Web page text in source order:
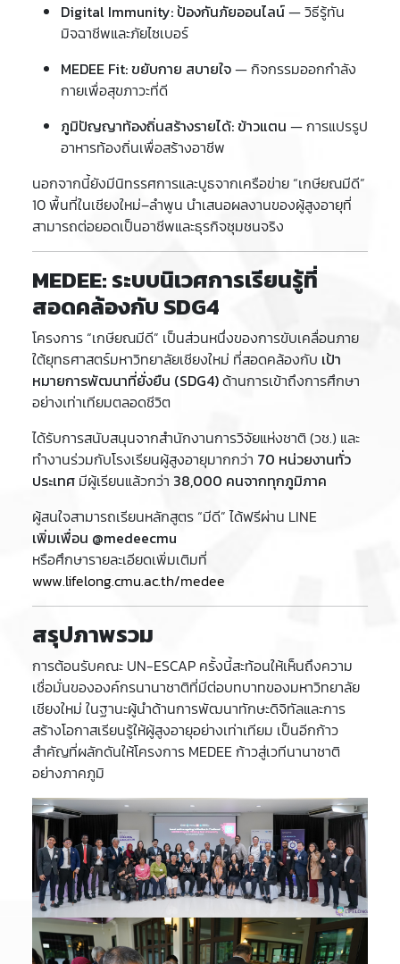
Digital Immunity: ป้องกันภัยออนไลน์— วิธีรู้ทัน
มิจฉาชีพและภัยไซเบอร์
MEDEE Fit: ขยับกาย สบายใจ— กิจกรรมออกกำลัง
กายเพื่อสุขภาวะที่ดี
ภูมิปัญญาท้องถิ่นสร้างรายได้: ข้าวแตน — การแปรรูป
อาหารท้องถิ่นเพื่อสร้างอาชีพ
นอกจากนี้ยังมีนิทรรศการและบูธจากเครือข่าย “เกษียณมีดี”
10 พื้นที่ในเชียงใหม่–ลำพูน นำเสนอผลงานของผู้สูงอายุที่
สามารถต่อยอดเป็นอาชีพและธุรกิจชุมชนจริง
MEDEE: ระบบนิเวศการเรียนรู้ที่
สอดคล้องกับ SDG4
โครงการ “เกษียณมีดี” เป็นส่วนหนึ่งของการขับเคลื่อนภาย
ใต้ยุทธศาสตร์มหาวิทยาลัยเชียงใหม่ ที่สอดคล้องกับ เป้า
หมายการพัฒนาที่ยั่งยืน (SDG4)ด้านการเข้าถึงการศึกษา
อย่างเท่าเทียมตลอดชีวิต
ได้รับการสนับสนุนจากสำนักงานการวิจัยแห่งชาติ (วช.) และ
ทำงานร่วมกับโรงเรียนผู้สูงอายุมากกว่า 70 หน่วยงานทั่ว
ประเทศ มีผู้เรียนแล้วกว่า 38,000 คนจากทุกภูมิภาค
ผู้สนใจสามารถเรียนหลักสูตร “มีดี” ได้ฟรีผ่าน LINE
เพิ่มเพื่อน @medeecmu
หรือศึกษารายละเอียดเพิ่มเติมที่
www.lifelong.cmu.ac.th/medee
สรุปภาพรวม
การต้อนรับคณะ UN-ESCAP ครั้งนี้สะท้อนให้เห็นถึงความ
เชื่อมั่นขององค์กรนานาชาติที่มีต่อบทบาทของมหาวิทยาลัย
เชียงใหม่ ในฐานะผู้นำด้านการพัฒนาทักษะดิจิทัลและการ
สร้างโอกาสเรียนรู้ให้ผู้สูงอายุอย่างเท่าเทียม เป็นอีกก้าว
สำคัญที่ผลักดันให้โครงการ MEDEE ก้าวสู่เวทีนานาชาติ
อย่างภาคภูมิ